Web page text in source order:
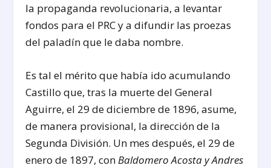
la propaganda revolucionaria, a levantar
fondos para el PRC y a difundir las proezas
del paladín que le daba nombre.
Es tal el mérito que había ido acumulando
Castillo que, tras la muerte del General
Aguirre, el 29 de diciembre de 1896, asume,
de manera provisional, la dirección de la
Segunda División. Un mes después, el 29 de
enero de 1897, conBaldomero Acosta y Andres